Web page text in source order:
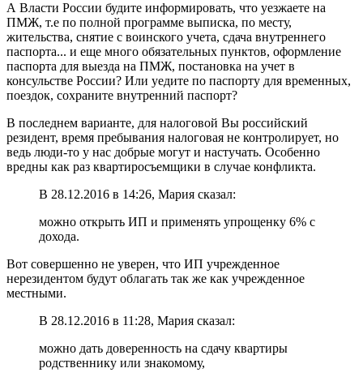
А Власти России будите информировать, что уезжаете на
ПМЖ, т.е по полной программе выписка, по месту,
жительства, снятие с воинского учета, сдача внутреннего
паспорта... и еще много обязательных пунктов, оформление
паспорта для выезда на ПМЖ, постановка на учет в
консульстве России? Или уедите по паспорту для временных,
поездок, сохраните внутренний паспорт?
В последнем варианте, для налоговой Вы российский
резидент, время пребывания налоговая не контролирует, но
ведь люди-то у нас добрые могут и настучать. Особенно
вредны как раз квартиросъемщики в случае конфликта.
В 28.12.2016 в 14:26, Мария сказал:
можно открыть ИП и применять упрощенку 6% с
дохода.
Вот совершенно не уверен, что ИП учрежденное
нерезидентом будут облагать так же как учрежденное
местными.
В 28.12.2016 в 11:28, Мария сказал:
можно дать доверенность на сдачу квартиры
родственнику или знакомому,